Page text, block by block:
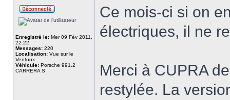
Enregistré le: Mer 09 Fév 2011,
22:22
Messages: 220
Localisation: Vue sur le
Ventoux
Véhicule: Porsche 991.2
CARRERA S
Ce mois-ci si on
électriques, il ne
Merci à CUPRA
restylée. La